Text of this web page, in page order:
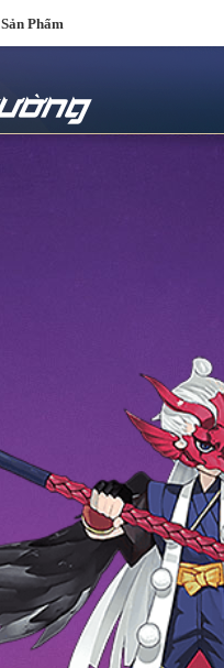
Sản Phẩm